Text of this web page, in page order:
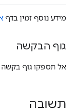
מידע נוסף זמין בדף
גוף הבקשה
אל תספקו גוף בקשה
תשובה